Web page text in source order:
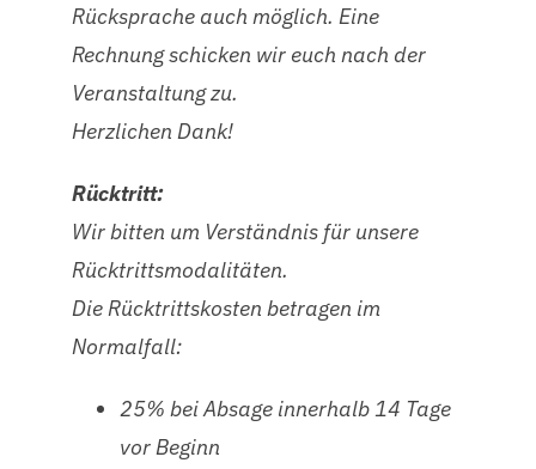
Rücksprache auch möglich. Eine
Rechnung schicken wir euch nach der
Veranstaltung zu.
Herzlichen Dank!
Rücktritt:
Wir bitten um Verständnis für unsere
Rücktrittsmodalitäten.
Die Rücktrittskosten betragen im
Normalfall:
25% bei Absage innerhalb 14 Tage
vor Beginn